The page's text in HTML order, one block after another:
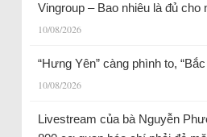
Vingroup – Bao nhiêu là đủ cho
10/08/2026
“Hưng Yên” càng phình to,
10/08/2026
Livestream của bà Nguyễn